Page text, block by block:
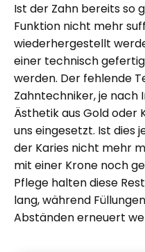
Ist der Zahn bereits so
Funktion nicht mehr
wiederhergestellt
einer technisch
werden. Der fehlende
Zahntechniker, je
Ästhetik aus Gold oder
uns eingesetzt. Ist dies
der Karies nicht mehr
mit einer Krone noch
Pflege halten diese
lang, während
Abständen erneuert